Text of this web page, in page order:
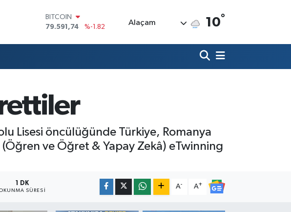
DOLAR
45,43620
%0.02
BİST100
14.598,00
BITCOIN
Alaçam 10°
Lisesi öncülüğünde Türkiye, Romanya
ve Öğret & Yapay Zekâ) eTwinning
1 DK
SÜRESI
A- A+